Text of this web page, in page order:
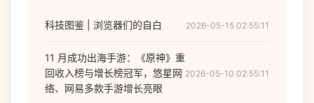
科技图鉴 | 浏览器们的自白 2026-05-15 02:55:11
11 月成功出海手游：《原神》重
回收入榜与增长榜冠军，悠星网
络、网易多款手游增长亮眼
2026-05-10 02:55:11